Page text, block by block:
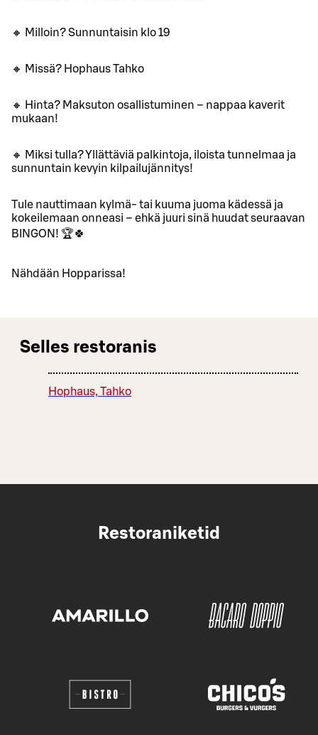
🔸 Milloin? Sunnuntaisin klo 19
🔸 Missä? Hophaus Tahko
🔸 Hinta? Maksuton osallistuminen – nappaa kaverit
mukaan!
🔸 Miksi tulla? Yllättäviä palkintoja, iloista tunnelmaa ja
sunnuntain kevyin kilpailujännitys!
Tule nauttimaan kylmä- tai kuuma juoma kädessä ja
kokeilemaan onneasi – ehkä juuri sinä huudat seuraavan
BINGON! 🏆🍀
Nähdään Hopparissa!
Selles restoranis
Hophaus, Tahko
Restoraniketid